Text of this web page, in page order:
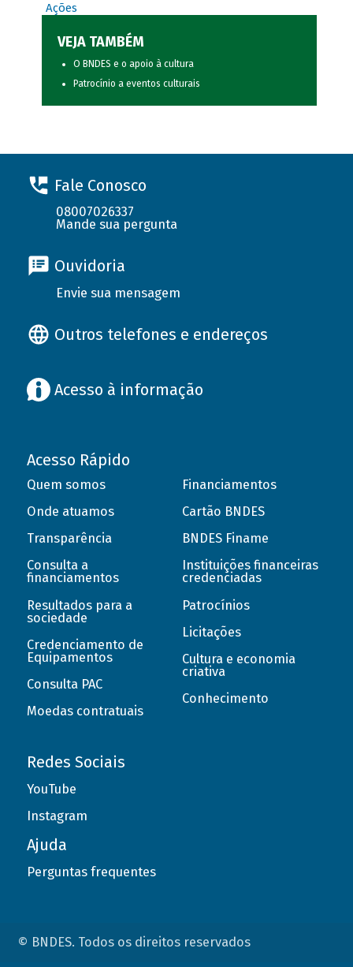
Ações
VEJA TAMBÉM
O BNDES e o apoio à cultura
Patrocínio a eventos culturais
Fale Conosco
08007026337
Mande sua pergunta
Ouvidoria
Envie sua mensagem
Outros telefones e endereços
Acesso à informação
Acesso Rápido
Quem somos
Onde atuamos
Transparência
Consulta a
financiamentos
Resultados para a
sociedade
Credenciamento de
Equipamentos
Consulta PAC
Moedas contratuais
Financiamentos
Cartão BNDES
BNDES Finame
Instituições financeiras
credenciadas
Patrocínios
Licitações
Cultura e economia
criativa
Conhecimento
Redes Sociais
YouTube
Instagram
Ajuda
Perguntas frequentes
© BNDES. Todos os direitos reservados